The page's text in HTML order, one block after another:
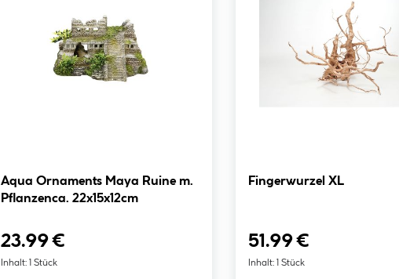
Aqua Ornaments Maya Ruine m.
Pflanzenca. 22x15x12cm
23.99 €
Inhalt: 1 Stück
Fingerwurzel XL
51.99 €
Inhalt: 1 Stück